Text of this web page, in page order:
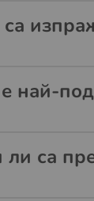
най-
са